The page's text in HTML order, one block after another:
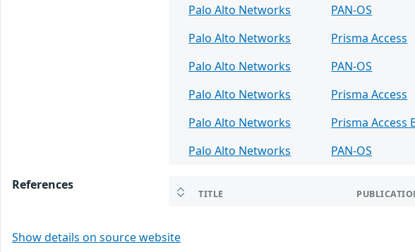
Palo Alto Networks
PAN-OS
Palo Alto Networks
Prisma Access
Palo Alto Networks
PAN-OS
Palo Alto Networks
Prisma Access
Palo Alto Networks
Prisma Access
Palo Alto Networks
PAN-OS
References
TITLE
Show details on source website